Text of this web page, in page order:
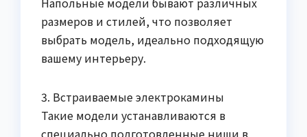
размеров и стилей, что позволяет
выбрать модель, идеально подходящую
вашему интерьеру.
3. Встраиваемые электрокамины
Такие модели устанавливаются в
специально подготовленные ниши в